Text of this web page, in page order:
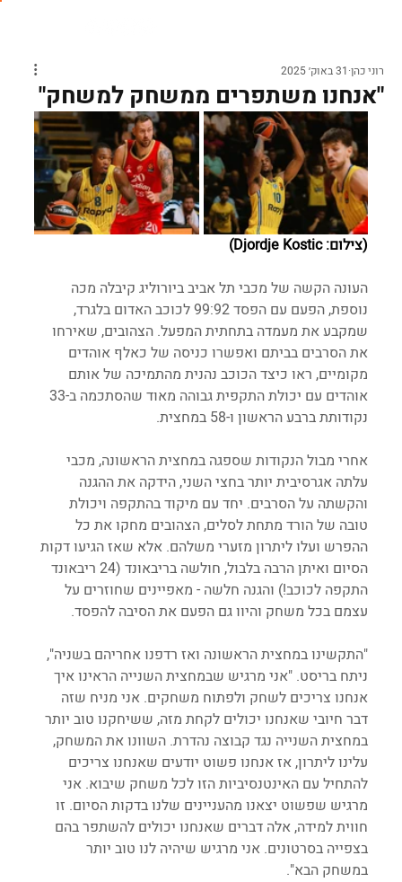
"אנחנו משתפרים ממשחק למשחק"
רוני כהן 31 באוק׳ 2025
(צילום: Djordje Kostic)
העונה הקשה של מכבי תל אביב ביורוליג קיבלה מכה
נוספת, הפעם עם הפסד 99:92 לכוכב האדום בלגרד,
שמקבע את מעמדה בתחתית המפעל. הצהובים, שאירחו
את הסרבים בביתם ואפשרו כניסה של כאלף אוהדים
מקומיים, ראו כיצד הכוכב נהנית מהתמיכה של אותם
נקודותת ברבע הראשון ו-58 במחצית.
אחרי מבול הנקודות שספגה במחצית הראשונה, מכבי
עלתה אגרסיבית יותר בחצי השני, הידקה את ההגנה
והקשתה על הסרבים. יחד עם מיקוד בהתקפה ויכולת
טובה של הורד מתחת לסלים, הצהובים מחקו את כל
ההפרש ועלו ליתרון מזערי משלהם. אלא שאז הגיעו דקות
הסיום ואיתן הרבה בלבול, חולשה בריבאונד (24 ריבאונד
התקפה לכוכב!) והגנה חלשה - מאפיינים שחוזרים על
עצמם בכל משחק והיוו גם הפעם את הסיבה להפסד.
"התקשינו במחצית הראשונה ואז רדפנו אחריהם בשניה",
ניתח בריסט. "אני מרגיש שבמחצית השנייה הראינו איך
אנחנו צריכים לשחק ולפתוח משחקים. אני מניח שזה
דבר חיובי שאנחנו יכולים לקחת מזה, ששיחקנו טוב יותר
במחצית השנייה נגד קבוצה נהדרת. השוונו את המשחק,
עלינו ליתרון, אז אנחנו פשוט יודעים שאנחנו צריכים
להתחיל עם האינטנסיביות הזו לכל משחק שיבוא. אני
מרגיש שפשוט יצאנו מהעניינים שלנו בדקות הסיום. זו
חווית למידה, אלה דברים שאנחנו יכולים להשתפר בהם
בצפייה בסרטונים. אני מרגיש שיהיה לנו טוב יותר
במשחק הבא".